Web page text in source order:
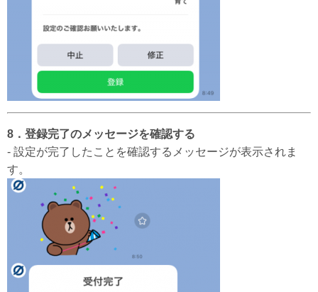
8．登録完了のメッセージを確認する
- 設定が完了したことを確認するメッセージが表示されま
す。​